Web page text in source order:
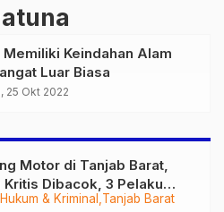
Memiliki Keindahan Alam
Luar Biasa
25 Okt 2022
Hukum & Kriminal Tanjab Barat
Motor di Tanjab Barat,
Kritis Dibacok, 3 Pelaku